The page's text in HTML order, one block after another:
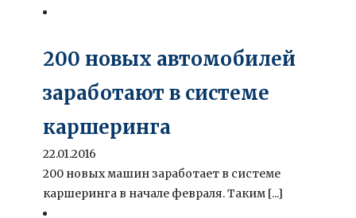
200 новых автомобилей
заработают в системе
каршеринга
22.01.2016
200 новых машин заработает в системе
каршеринга в начале февраля. Таким [...]